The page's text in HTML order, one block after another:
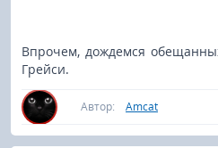
Впрочем, дождемся
Грейси.
Автор: Amcat